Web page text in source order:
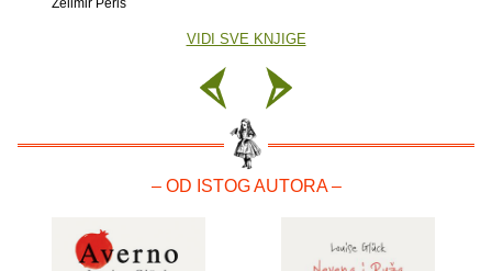
Želimir Periš
VIDI SVE KNJIGE
– OD ISTOG AUTORA –